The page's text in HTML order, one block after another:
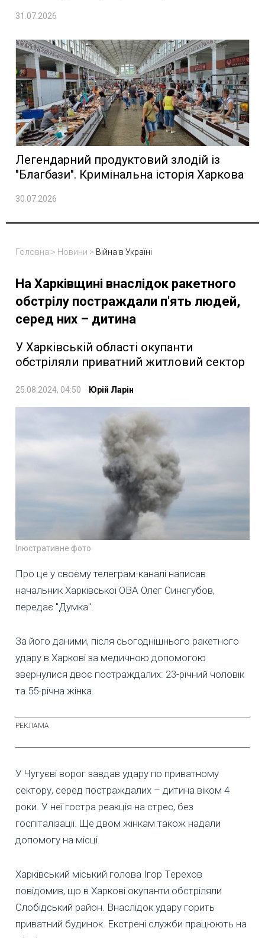
31.07.2026
Легендарний продуктовий злодій із
"Благбази". Кримінальна історія Харкова
30.07.2026
Головна > Новини > Війна в Україні
На Харківщині внаслідок ракетного
обстрілу постраждали п'ять людей,
серед них – дитина
У Харківській області окупанти
обстріляли приватний житловий сектор
25.08.2024, 04:50 Юрій Ларін
Ілюстративне фото
Про це у своєму телеграм-каналі написав
начальник Харківської ОВА Олег Синєгубов,
передає "Думка".
За його даними, після сьогоднішнього ракетного
удару в Харкові за медичною допомогою
звернулися двоє постраждалих: 23-річний чоловік
та 55-річна жінка.
У Чугуєві ворог завдав удару по приватному
сектору, серед постраждалих – дитина віком 4
роки. У неї гостра реакція на стрес, без
госпіталізації. Ще двом жінкам також надали
допомогу на місці.
Харківський міський голова Ігор Терехов
повідомив, що в Харкові окупанти обстріляли
Слобідський район. Внаслідок удару горить
приватний будинок. Екстрені служби працюють на